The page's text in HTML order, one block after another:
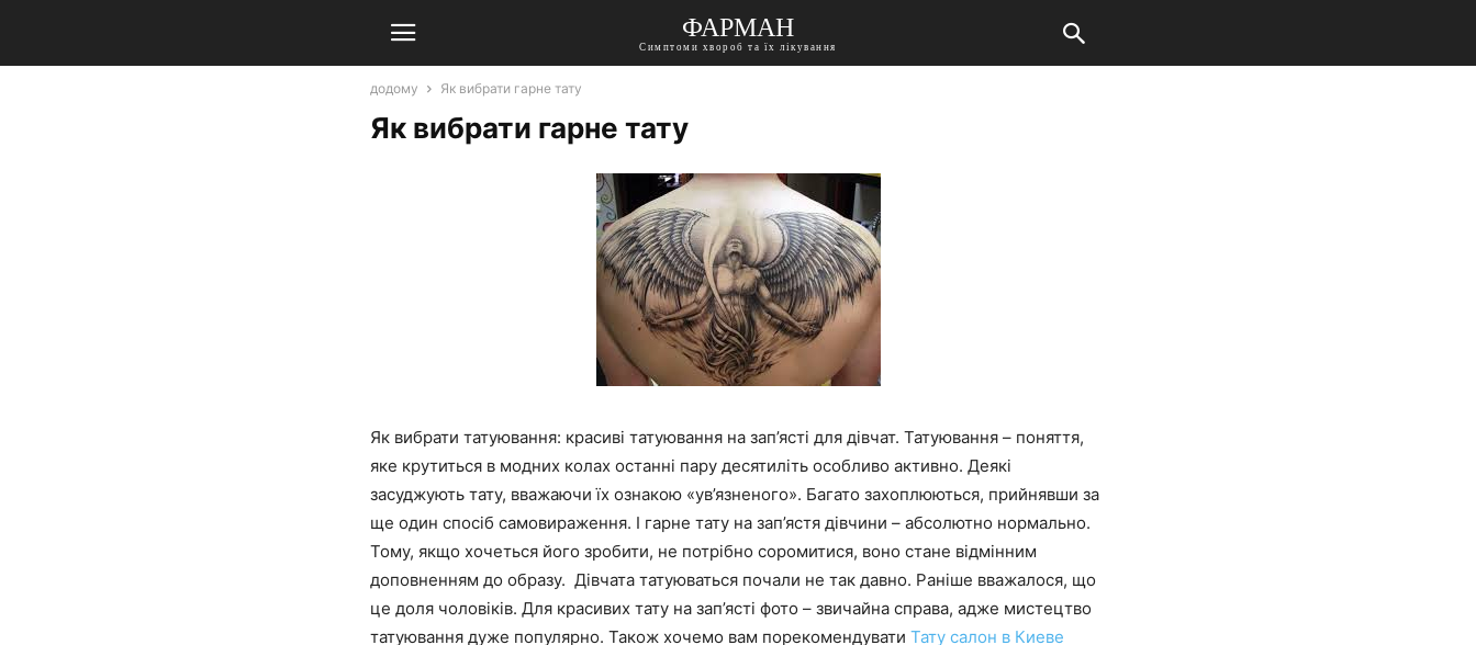
ФАРМАН
Симптоми хвороб та їх лікування
додому Як вибрати гарне тату
Як вибрати гарне тату
Як вибрати татуювання: красиві татуювання на зап’ясті для дівчат. Татуювання – поняття,
яке крутиться в модних колах останні пару десятиліть особливо активно. Деякі
засуджують тату, вважаючи їх ознакою «ув’язненого». Багато захоплюються, прийнявши за
ще один спосіб самовираження. І гарне тату на зап’ястя дівчини – абсолютно нормально.
Тому, якщо хочеться його зробити, не потрібно соромитися, воно стане відмінним
доповненням до образу. Дівчата татуюваться почали не так давно. Раніше вважалося, що
це доля чоловіків. Для красивих тату на зап’ясті фото – звичайна справа, адже мистецтво
татуювання дуже популярно. Також хочемо вам порекомендувати Тату салон в Киеве